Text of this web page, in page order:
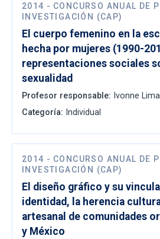
2014 - CONCURSO ANUAL DE
INVESTIGACIÓN (CAP)
El cuerpo femenino en la
hecha por mujeres (1990-
representaciones sociales
sexualidad
Profesor responsable: Ivonne
Categoría: Individual
2014 - CONCURSO ANUAL DE
INVESTIGACIÓN (CAP)
El diseño gráfico y su
identidad, la herencia
artesanal de comunidades
y México